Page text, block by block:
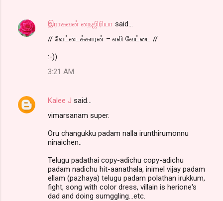
இராகவன் நைஜிரியா said…
// வேட்டைக்காரன் – எலி வேட்டை //
:-))
3:21 AM
Kalee J said…
vimarsanam super.
Oru changukku padam nalla irunthirumonnu
ninaichen..
Telugu padathai copy-adichu copy-adichu
padam nadichu hit-aanathala, inimel vijay padam
ellam (pazhaya) telugu padam polathan irukkum,
fight, song with color dress, villain is herione's
dad and doing sumggling...etc.